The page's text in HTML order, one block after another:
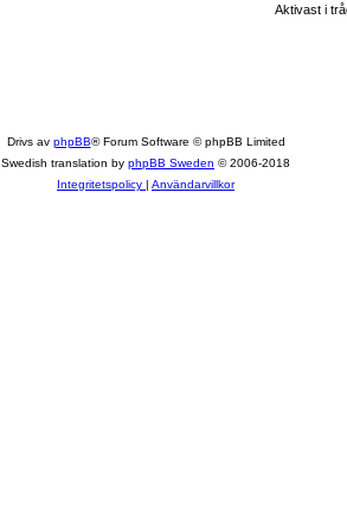
Aktivast i
Drivs av phpBB® Forum Software © phpBB Limited
Swedish translation by phpBB Sweden © 2006-2018
Integritetspolicy | Användarvillkor